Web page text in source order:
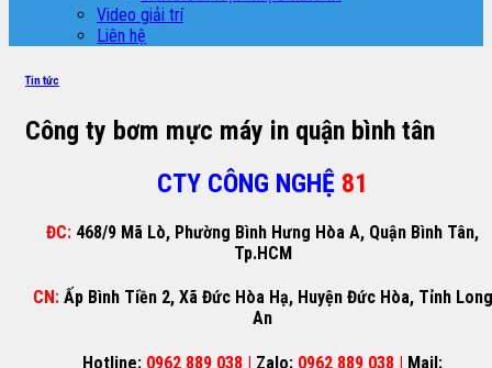
Video giải trí
Liên hệ
Tin tức
Công ty bơm mực máy in quận bình tân
CTY CÔNG NGHỆ 81
ĐC: 468/9 Mã Lò, Phường Bình Hưng Hòa A, Quận Bình Tân,
Tp.HCM
CN: Ấp Bình Tiền 2, Xã Đức Hòa Hạ, Huyện Đức Hòa, Tỉnh Long
An
Hotline: 0962 889 038 | Zalo: 0962 889 038 | Mail: